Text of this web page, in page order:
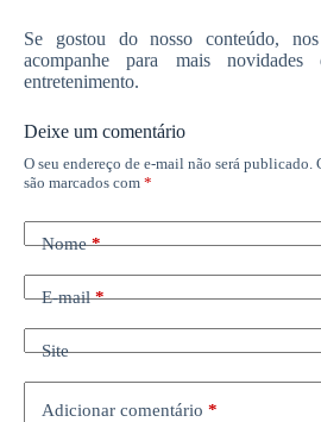
Se gostou do nosso conteúdo,
acompanhe para mais
entretenimento.
Deixe um comentário
O seu endereço de e-mail não será publicado.
são marcados com *
Nome*
E-mail*
Site
Adicionar comentário *